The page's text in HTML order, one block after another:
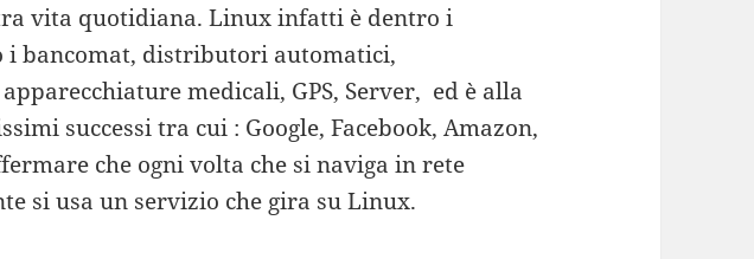
vita quotidiana. Linux infatti è dentro i
i bancomat, distributori automatici,
medicali, GPS, Server, ed è alla
successi tra cui : Google, Facebook, Amazon,
che ogni volta che si naviga in rete
si usa un servizio che gira su Linux.